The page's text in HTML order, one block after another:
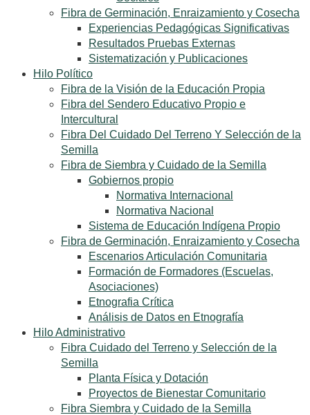
Fibra de Germinación, Enraizamiento y Cosecha
Experiencias Pedagógicas Significativas
Resultados Pruebas Externas
Sistematización y Publicaciones
Hilo Político
Fibra de la Visión de la Educación Propia
Fibra del Sendero Educativo Propio e
Intercultural
Fibra Del Cuidado Del Terreno Y Selección de la
Semilla
Fibra de Siembra y Cuidado de la Semilla
Gobiernos propio
Normativa Internacional
Normativa Nacional
Sistema de Educación Indígena Propio
Fibra de Germinación, Enraizamiento y Cosecha
Escenarios Articulación Comunitaria
Formación de Formadores (Escuelas,
Asociaciones)
Etnografia Crítica
Análisis de Datos en Etnografía
Hilo Administrativo
Fibra Cuidado del Terreno y Selección de la
Semilla
Planta Física y Dotación
Proyectos de Bienestar Comunitario
Fibra Siembra y Cuidado de la Semilla